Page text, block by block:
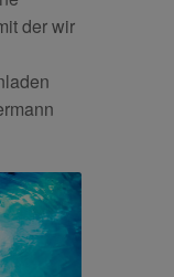
der wir